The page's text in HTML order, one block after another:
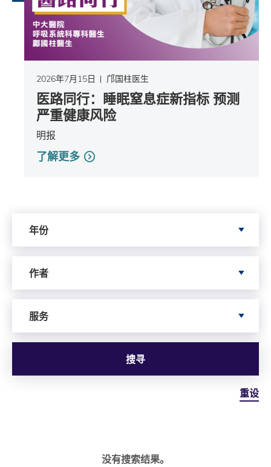
2026年7月15日 邝国柱医生
医路同行：睡眠窒息症新指标 预测
严重健康风险
明报
了解更多
年份
作者
服务
搜寻
重设
没有搜索结果。